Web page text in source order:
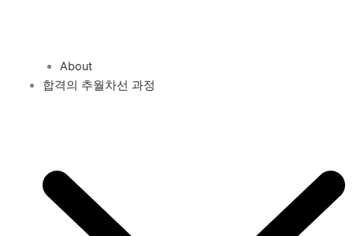
About
합격의 추월차선 과정